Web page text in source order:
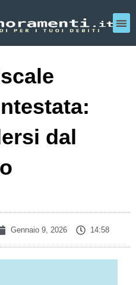
dal
Gennaio 9, 2026 14:58